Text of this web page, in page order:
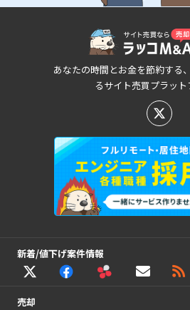
あなたの時間とお金を節約する
るサイト売買プラット
新着/値下げ案件情報
売却